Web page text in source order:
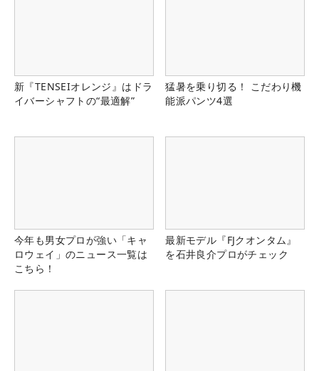
新『TENSEIオレンジ』はドラ
イバーシャフトの“最適解”
猛暑を乗り切る！ こだわり機
能派パンツ4選
今年も男女プロが強い「キャ
ロウェイ」のニュース一覧は
こちら！
最新モデル『FJクオンタム』
を石井良介プロがチェック